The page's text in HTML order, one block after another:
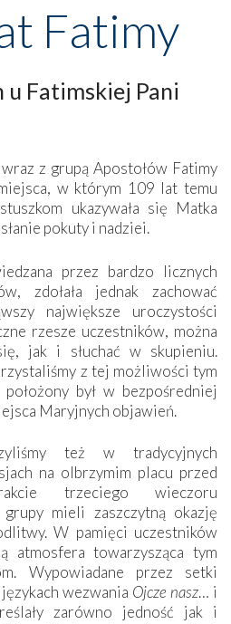
Fatimy
Fatimskiej Pani
z grupą Apostołów Fatimy
w którym 109 lat temu
ukazywała się Matka
pokuty i nadziei.
przez bardzo licznych
zdołała jednak zachować
największe uroczystości
rzesze uczestników, można
jak i słuchać w skupieniu.
z tej możliwości tym
był w bezpośredniej
Maryjnych objawień.
też w tradycyjnych
na olbrzymim placu przed
trzeciego wieczoru
mieli zaszczytną okazję
W pamięci uczestników
atmosfera towarzysząca tym
Wypowiadane przez setki
wezwania Ojcze nasz… i
zarówno jedność jak i